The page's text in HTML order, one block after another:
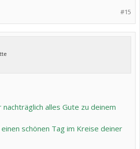
#15
nachträglich alles Gute zu deinem
schönen Tag im Kreise deiner